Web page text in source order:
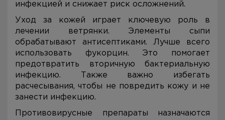
инфекцией и снижает риск осложнений.
Уход за кожей играет ключевую роль в
лечении ветрянки. Элементы сыпи
обрабатывают антисептиками. Лучше всего
использовать фукорцин. Это помогает
предотвратить вторичную бактериальную
инфекцию. Также важно избегать
расчесывания, чтобы не повредить кожу и не
занести инфекцию.
Противовирусные препараты назначаются